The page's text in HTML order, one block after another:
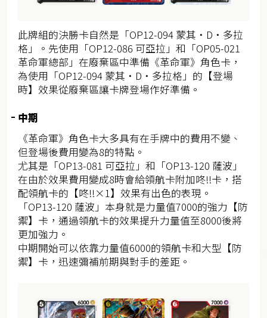
此牌組的決勝卡自然是「OP12-094 蒙其・D・多拉
格」。先使用「OP12-086 可亞拉」和「OP05-021
革命軍總部」在廢棄區中準備《革命軍》角色卡，
為使用「OP12-094 蒙其・D・多拉格」的【登場
時】效果從廢棄區讓卡牌登場作好準備。
中期
《革命軍》角色卡大多具有在手牌中的費用不變、
但登場後費用變為8的特點。
尤其是「OP13-081 可亞拉」和「OP13-120 薩波」
在由於效果費用變成8時會給領航卡附加咚!!卡，搭
配領航卡的【咚‼×1】效果有出色的表現。
「OP13-120 薩波」本身就是力量值7000的強力【防
禦】卡，通過領航卡的效果提升力量值至8000後將
更加強力。
中期開始可以依靠力量值6000的領航卡和大型【防
禦】卡，迅速彌補前期與對手的差距。